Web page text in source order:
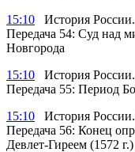
15:10 История
Передача 54: Суд над
Новгорода
15:10 История
Передача 55: Период
15:10 История
Передача 56: Конец
Девлет-Гиреем (1572 г.)